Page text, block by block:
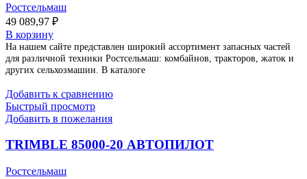
Ростсельмаш
49 089,97 ₽
В корзину
На нашем сайте представлен широкий ассортимент запасных частей
для различной техники Ростсельмаш: комбайнов, тракторов, жаток и
других сельхозмашин. В каталоге
Добавить к сравнению
Быстрый просмотр
Добавить в пожелания
TRIMBLE 85000-20 АВТОПИЛОТ
Ростсельмаш